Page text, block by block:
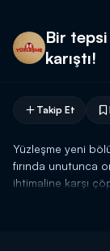
Bir
karıştı!
Takip Et
Yüzleşme yeni
fırında unutunca
ihtimaline karşı
Birbirini